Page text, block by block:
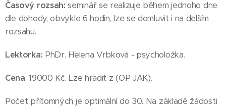
Časový rozsah: seminář se realizuje během jednoho dne
dle dohody, obvykle 6 hodin, lze se domluvit i na delším
rozsahu.
Lektorka: PhDr. Helena Vrbková - psycholožka.
Cena: 19000 Kč. Lze hradit z (OP JAK).
Počet přítomných je optimální do 30. Na základě žádosti